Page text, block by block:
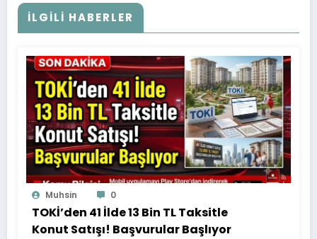
İLGILI HABERLER
Muhsin 0
TOKİ’den 41 İlde 13 Bin TL Taksitle
Konut Satışı! Başvurular Başlıyor